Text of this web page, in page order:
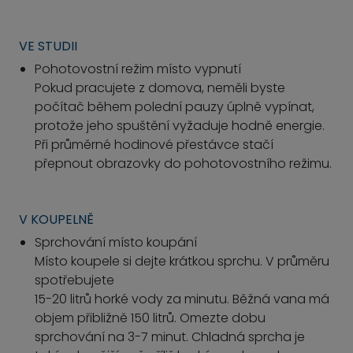
VE STUDII
Pohotovostní režim místo vypnutí
Pokud pracujete z domova, neměli byste
počítač během polední pauzy úplně vypínat,
protože jeho spuštění vyžaduje hodně energie.
Při průměrné hodinové přestávce stačí
přepnout obrazovky do pohotovostního režimu.
V KOUPELNĚ
Sprchování místo koupání
Místo koupele si dejte krátkou sprchu. V průměru
spotřebujete
15-20 litrů horké vody za minutu. Běžná vana má
objem přibližně 150 litrů. Omezte dobu
sprchování na 3-7 minut. Chladná sprcha je